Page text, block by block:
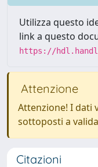
Utilizza questo
link a questo
https://
Attenzione
Attenzione! I dati
sottoposti a
Citazioni